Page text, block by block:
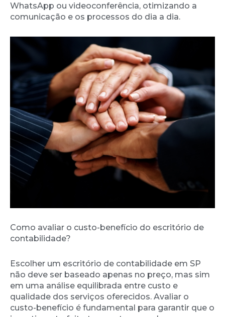
WhatsApp ou videoconferência, otimizando a
comunicação e os processos do dia a dia.
Como avaliar o custo-benefício do escritório de
contabilidade?
Escolher um escritório de contabilidade em SP
não deve ser baseado apenas no preço, mas sim
em uma análise equilibrada entre custo e
qualidade dos serviços oferecidos. Avaliar o
custo-benefício é fundamental para garantir que o